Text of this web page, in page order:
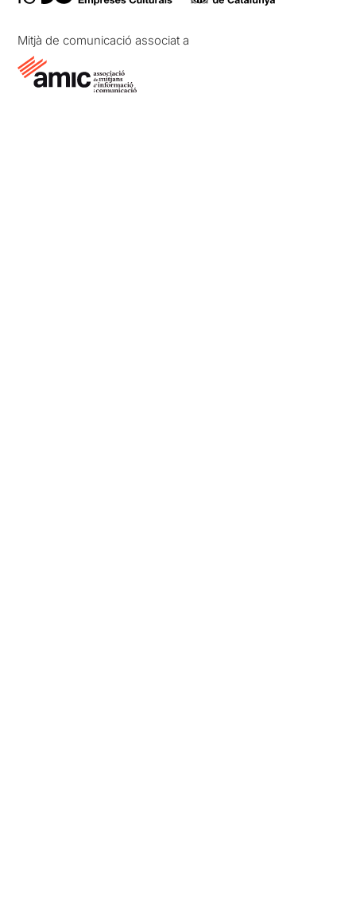
Mitjà de comunicació associat a